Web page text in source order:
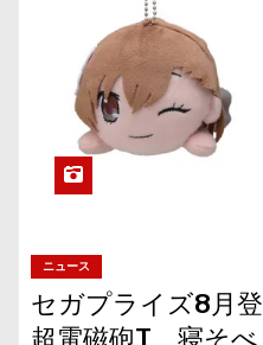
ニュース
セガプライズ8月
超電磁砲T 寝そべ